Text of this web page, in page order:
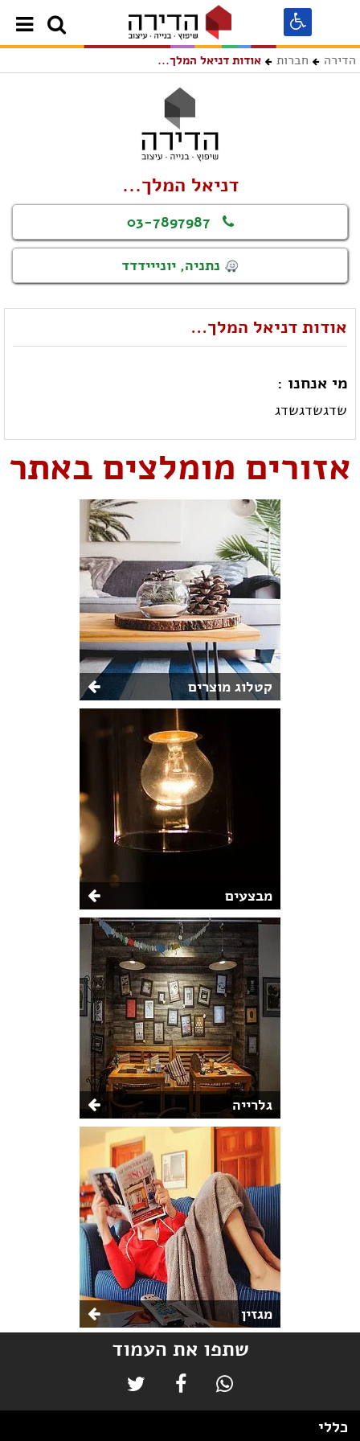
הדירה חברות אודות דניאל המלך...
דניאל המלך...
03-7897987
נתניה, יונייידדד
אודות דניאל המלך...
מי אנחנו :
שדגשדגשדג
אזורים מומלצים באתר
קטלוג מוצרים
מבצעים
גלרייה
מגזין
שתפו את העמוד
כללי